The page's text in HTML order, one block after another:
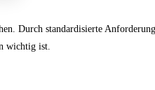
Durch standardisierte
wichtig ist.